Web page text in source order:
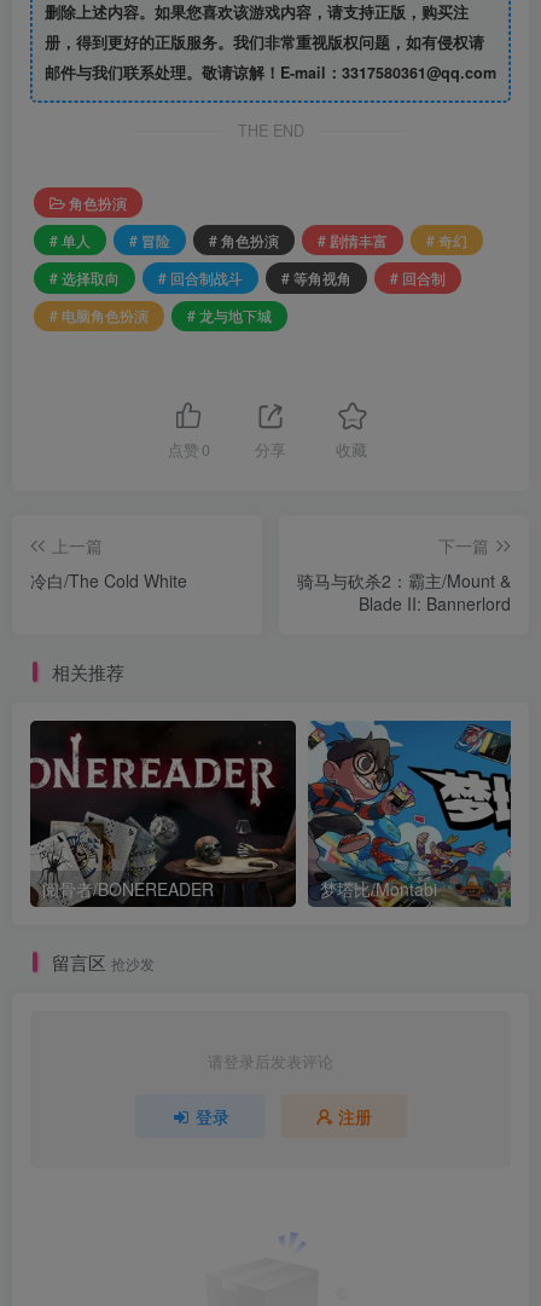
删除上述内容。如果您喜欢该游戏内容，请支持正版，购买注
册，得到更好的正版服务。我们非常重视版权问题，如有侵权请
邮件与我们联系处理。敬请谅解！E-mail：3317580361@qq.com
THE END
角色扮演
# 单人
# 冒险 # 角色扮演 # 剧情丰富
# 奇幻
# 选择取向
# 回合制战斗 # 等角视角
# 回合制
# 电脑角色扮演
# 龙与地下城
点赞 0 分享 收藏
上一篇
冷白/The Cold White
下一篇
骑马与砍杀2：霸主/Mount &
Blade II: Bannerlord
相关推荐
阅骨者/BONEREADER 梦塔比/Montabi
留言区 抢沙发
请登录后发表评论
登录 注册